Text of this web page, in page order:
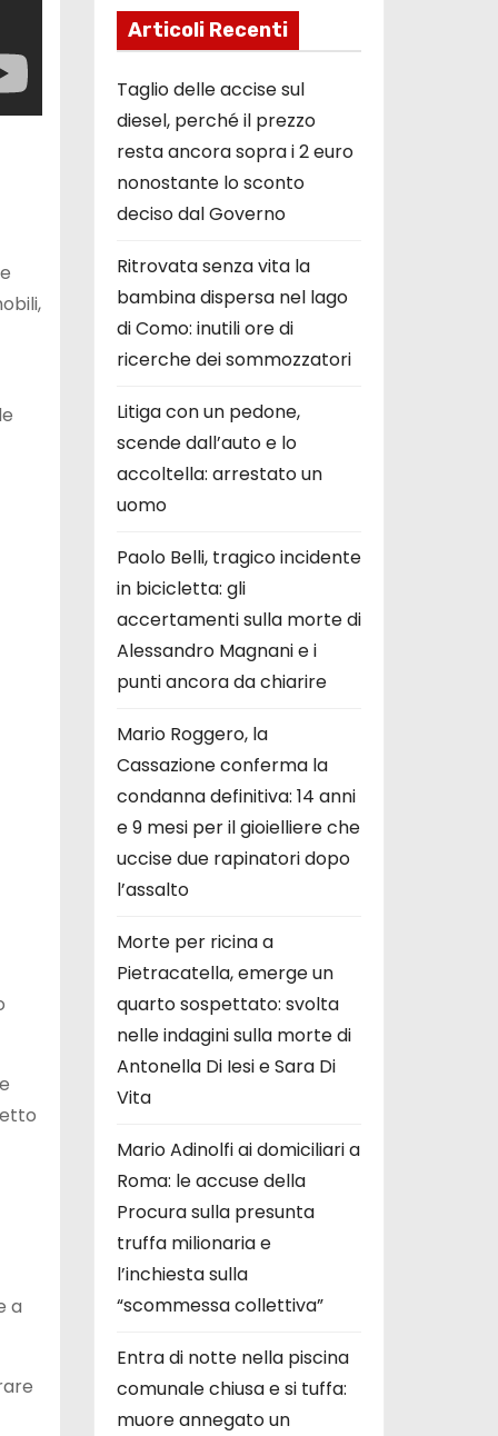
a
Articoli Recenti
Taglio delle accise sul
diesel, perché il prezzo
resta ancora sopra i 2 euro
nonostante lo sconto
deciso dal Governo
Ritrovata senza vita la
bambina dispersa nel lago
di Como: inutili ore di
ricerche dei sommozzatori
Litiga con un pedone,
scende dall’auto e lo
accoltella: arrestato un
uomo
Paolo Belli, tragico incidente
in bicicletta: gli
accertamenti sulla morte di
Alessandro Magnani e i
punti ancora da chiarire
Mario Roggero, la
Cassazione conferma la
condanna definitiva: 14 anni
e 9 mesi per il gioielliere che
uccise due rapinatori dopo
l’assalto
Morte per ricina a
Pietracatella, emerge un
quarto sospettato: svolta
nelle indagini sulla morte di
Antonella Di Iesi e Sara Di
Vita
Mario Adinolfi ai domiciliari a
Roma: le accuse della
Procura sulla presunta
truffa milionaria e
l’inchiesta sulla
“scommessa collettiva”
Entra di notte nella piscina
comunale chiusa e si tuffa:
muore annegato un